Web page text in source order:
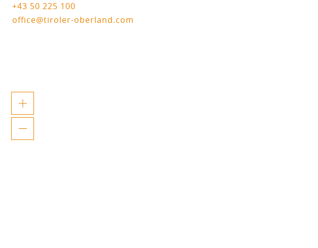
+43 50 225 100
office@tiroler-oberland.com